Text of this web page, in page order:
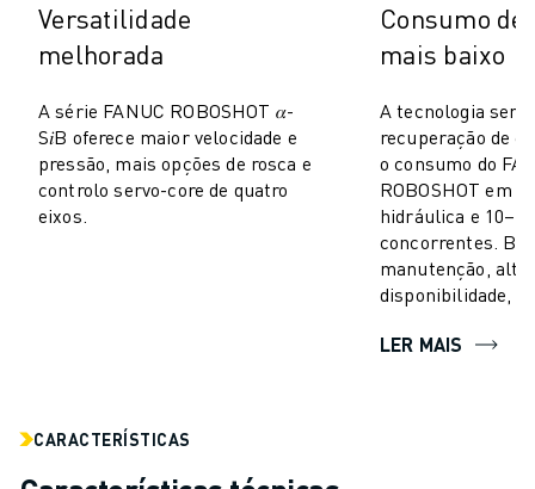
PINTURA
PALETIZAÇÃO
VISÃO E INSPEÇÃO
CORTE A FIO EDM
ESTUDOS DE CASO
SERVIÇO AO CLIENTE
FERRAMENTAS DIGITAIS DE SERVIÇO
Versatilidade
melhorada
A série FANUC ROBOSHOT 𝛼-
S𝑖B oferece maior velocidade e
pressão, mais opções de rosca e
controlo servo-core de quatro
eixos.
Consumo de
mais baixo
A tecnologia
recuperação de
o consumo do
ROBOSHOT em
hidráulica e
concorrentes.
manutenção, alta
disponibilidade,
LER MAIS
CARACTERÍSTICAS